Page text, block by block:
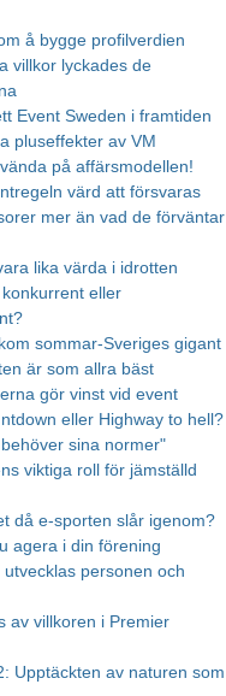
å bygge profilverdien
villkor lyckades de
Event Sweden i framtiden
pluseffekter av VM
på affärsmodellen!
värd att försvaras
mer än vad de förväntar
lika värda i idrotten
eller
sommar-Sveriges gigant
är som allra bäst
gör vinst vid event
eller Highway to hell?
sina normer"
viktiga roll för jämställd
då e-sporten slår igenom?
agera i din förening
personen och
av villkoren i Premier
Upptäckten av naturen som